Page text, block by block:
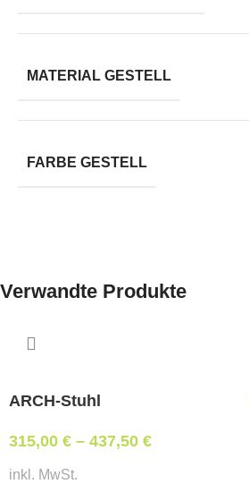
MATERIAL GESTELL
FARBE GESTELL
Verwandte Produkte
ARCH-Stuhl
315,00 € – 437,50 €
inkl. MwSt.